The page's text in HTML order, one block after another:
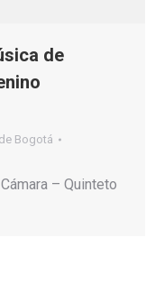
de
Bogotá
– Quinteto